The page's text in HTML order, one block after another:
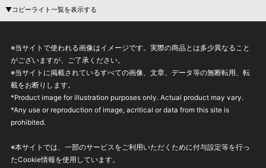
▼コピーライト一覧を表示する
※当サイトで使われる画像はイメージです。実際の商品とは多少異なること
がございますが、ご了承ください。
※当サイトに掲載されているすべての画像、文章、データ等の無断転用、転
載をお断りします。
*Product image for illustration purposes only. Actual product may vary.
*Any use or reproduction of image, acritical or data from this site is
prohibited.
※本サイトでは、一部のサービスをご利用いただくために付与設定等を行っ
たCookie情報を使用しています。